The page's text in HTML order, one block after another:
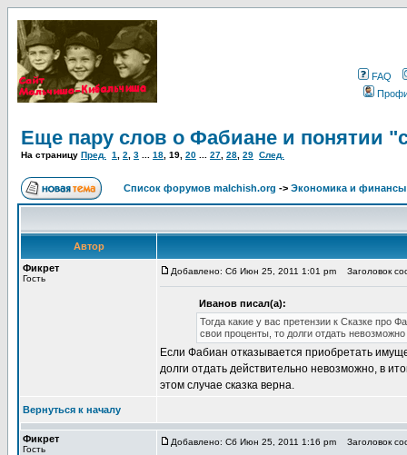
FAQ
Еще пару слов о Фабиане и понятии
На страницу Пред. 1 2 3 18 19 20 27 28 29 След.
Список форумов malchish.org -> Экономика и финансы
Автор
Фикрет
Гость
Добавлено: Сб Июн 25, 2011 1:01 pm Заголовок
Иванов писал(а):
Тогда какие у вас претензии к Сказке про
свои проценты, то долги отдать
Если Фабиан отказывается приобретать
долги отдать действительно невозможно, в
этом случае сказка верна.
Вернуться к началу
Фикрет
Гость
Добавлено: Сб Июн 25, 2011 1:16 pm Заголовок